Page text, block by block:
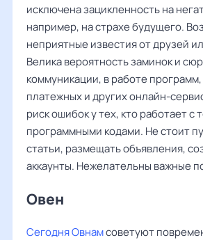
исключена зацикленность на
например, на страхе будущего.
неприятные известия от друзей
Велика вероятность заминок и
коммуникации, в работе
платежных и других онлайн-
риск ошибок у тех, кто работает с
программными кодами. Не стоит
статьи, размещать объявления,
аккаунты. Нежелательны важные
Овен ‌‌
Сегодня Овнамсоветуют